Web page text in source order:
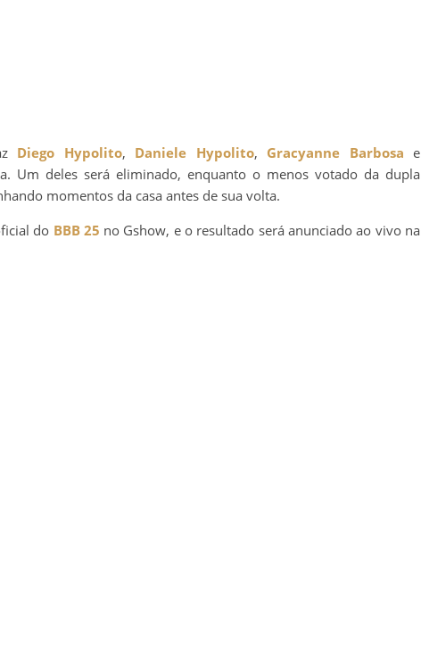
Diego Hypolito, Daniele Hypolito, Gracyanne Barbosa e
Um deles será eliminado, enquanto o menos votado da dupla
momentos da casa antes de sua volta.
do BBB 25 no Gshow, e o resultado será anunciado ao vivo na